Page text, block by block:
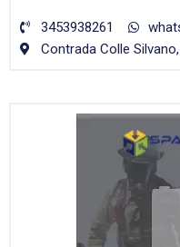
3453938261
Contrada Colle